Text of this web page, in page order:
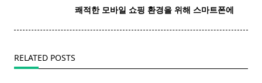
text">Page</span>
쾌적한 모바일 쇼핑 환경을 위해 스마트폰에
RELATED POSTS